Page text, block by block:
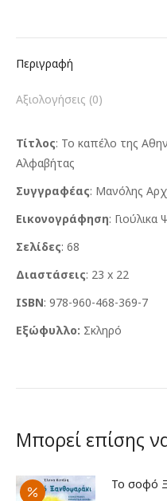
Περιγραφή
Αξιολογήσεις (0)
Τίτλος: Το καπέλο της
Αλφαβήτας
Συγγραφέας: Μανόλης
Εικονογράφηση: Γιούλικα
Σελίδες: 68
Διαστάσεις: 23 x 22
ISBN: 978-960-468-369-7
Εξώφυλλο: Σκληρό
Μπορεί επίσης
Το σοφό